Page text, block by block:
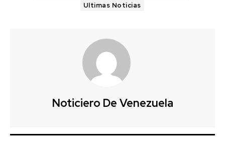
Ultimas Noticias
Noticiero De Venezuela